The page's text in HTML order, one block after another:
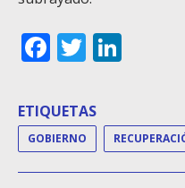
Facebook
Twitter
ETIQUETAS
GOBIERNO